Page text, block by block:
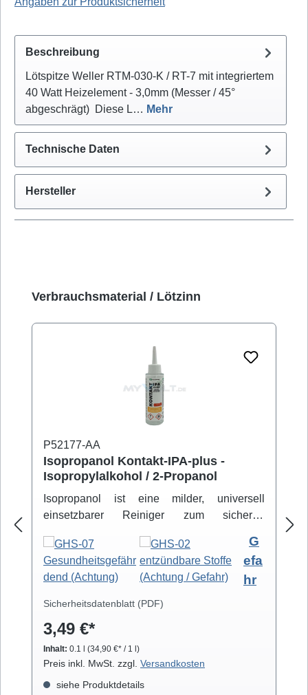
Beschreibung
Lötspitze Weller RTM-030-K / RT-7 mit integriertem
40 Watt Heizelement - 3,0mm (Messer / 45°
abgeschrägt) Diese L… Mehr
Technische Daten
Hersteller
Produktgalerie überspringen
Verbrauchsmaterial / Lötzinn
P52177-AA
Isopropanol Kontakt-IPA-plus -
Isopropylalkohol / 2-Propanol
Isopropanol ist eine milder, universell
einsetzbarer Reiniger zum sicheren
Hochreiner Isopropanol-Alkohol ( 99,8% )
eignet sich zur professionellen Säuberung
von z.B. Video- und Tonköpfen,
Laufwerkteilen, Gummirollen und optischen
arbeitet rückstandsfrei.
G
efa
hr
Sicherheitsdatenblatt (PDF)
3,49 €*
Inhalt: 0.1 l (34,90 €* / 1 l)
Preis inkl. MwSt. zzgl. Versandkosten
siehe Produktdetails